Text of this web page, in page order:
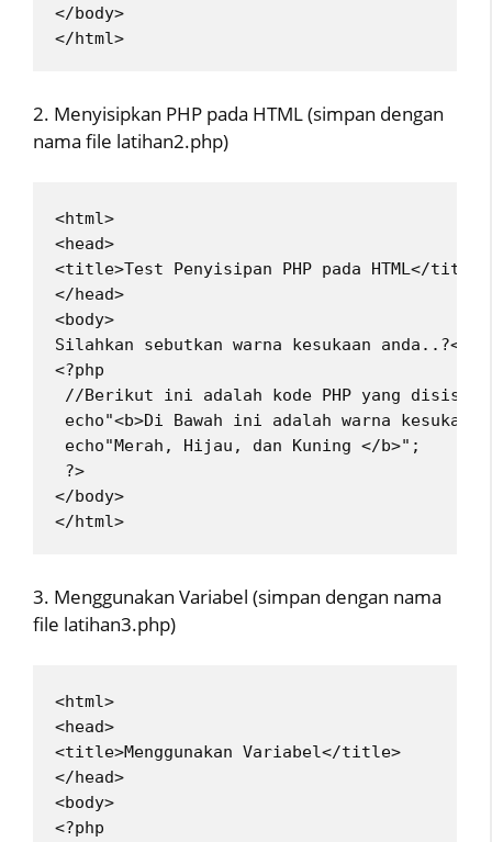
</body>
</html>
2. Menyisipkan PHP pada HTML (simpan dengan
nama file latihan2.php)
<html>
<head>
<title>Test Penyisipan PHP pada HTML</title>
</head>
<body>
Silahkan sebutkan warna kesukaan anda..?<br>
<?php
//Berikut ini adalah kode PHP yang
echo"<b>Di Bawah ini adalah warna
echo"Merah, Hijau, dan Kuning </b>";
?>
</body>
</html>
3. Menggunakan Variabel (simpan dengan nama
file latihan3.php)
<html>
<head>
<title>Menggunakan Variabel</title>
</head>
<body>
<?php